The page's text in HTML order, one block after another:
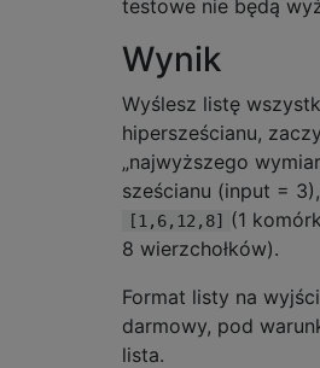
testowe nie będą
Wynik
Wyślesz listę
hipersześcianu,
„najwyższego
sześcianu (input =
[1,6,12,8]
(1
8 wierzchołków).
Format listy na
darmowy, pod
lista.